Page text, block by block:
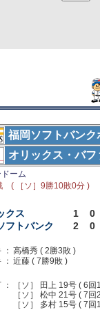
福岡ソフトバンク
オリックス・バフ
ーム
( ［ソ］9勝10敗0分 )
クス 1
0
フトバンク
2 0
高橋秀 ( 2勝3敗 )
近藤 ( 7勝9敗 )
［ソ］ 田上 19号 ( 6
［ソ］ 松中 21号 ( 7
［ソ］ 多村 15号 ( 7